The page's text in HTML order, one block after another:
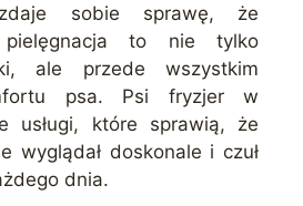
zdaje sobie sprawę, że
pielęgnacja to nie tylko
ale przede wszystkim
psa. Psi fryzjer w
usługi, które sprawią, że
wyglądał doskonale i czuł
dnia.